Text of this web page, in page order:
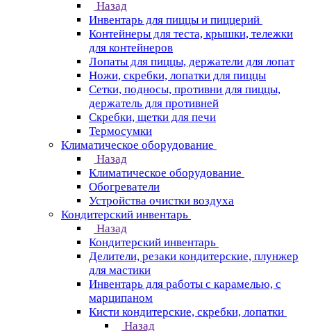
Назад
Инвентарь для пиццы и пиццерий
Контейнеры для теста, крышки, тележки
для контейнеров
Лопаты для пиццы, держатели для лопат
Ножи, скребки, лопатки для пиццы
Сетки, подносы, противни для пиццы,
держатель для противней
Скребки, щетки для печи
Термосумки
Климатическое оборудование
Назад
Климатическое оборудование
Обогреватели
Устройства очистки воздуха
Кондитерский инвентарь
Назад
Кондитерский инвентарь
Делители, резаки кондитерские, плунжер
для мастики
Инвентарь для работы с карамелью, с
марципаном
Кисти кондитерские, скребки, лопатки
Назад